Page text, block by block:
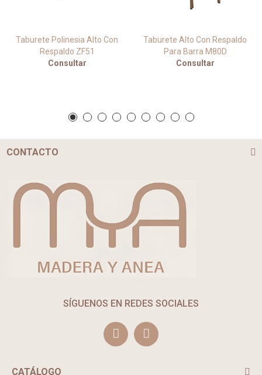
Taburete Polinesia Alto Con
Respaldo ZF51
Consultar
Taburete Alto Con Respaldo
Para Barra M80D
Consultar
CONTACTO
SÍGUENOS EN REDES SOCIALES
CATÁLOGO